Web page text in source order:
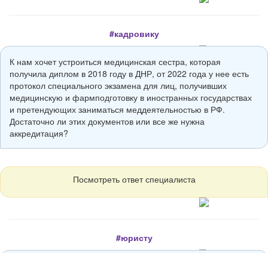
#кадровику
К нам хочет устроиться медицинская сестра, которая
получила диплом в 2018 году в ДНР, от 2022 года у нее есть
протокол специального экзамена для лиц, получивших
медицинскую и фармподготовку в иностранных государствах
и претендующих заниматься меддеятельностью в РФ.
Достаточно ли этих документов или все же нужна
аккредитация?
Посмотреть ответ специалиста
#юристу